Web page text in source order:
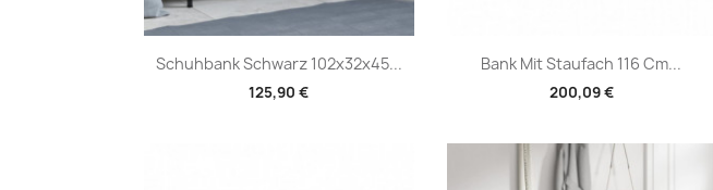
Schuhbank Schwarz 102x32x45...
125,90 €
Vorschau Bank Mit Staufach 116 Cm...
200,09 €
Vorschau